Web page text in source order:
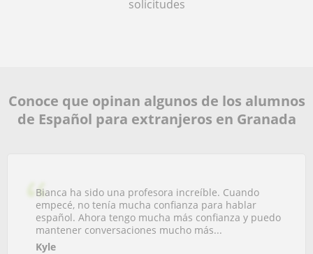
solicitudes
Conoce que opinan algunos de los alumnos
de Español para extranjeros en Granada
Bianca ha sido una profesora increíble. Cuando
empecé, no tenía mucha confianza para hablar
español. Ahora tengo mucha más confianza y puedo
mantener conversaciones mucho más...
Kyle